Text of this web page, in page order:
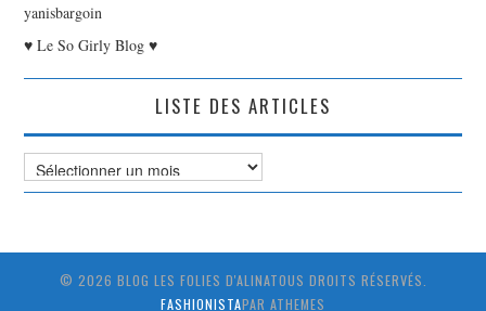
yanisbargoin
♥ Le So Girly Blog ♥
LISTE DES ARTICLES
Liste
des
© 2026 BLOG LES FOLIES D'ALINATOUS DROITS RÉSERVÉS.
FASHIONISTAPAR ATHEMES